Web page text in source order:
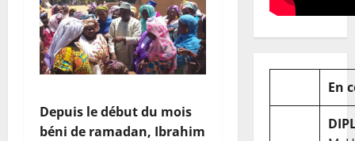
Depuis le début du mois
béni de ramadan, Ibrahim
En